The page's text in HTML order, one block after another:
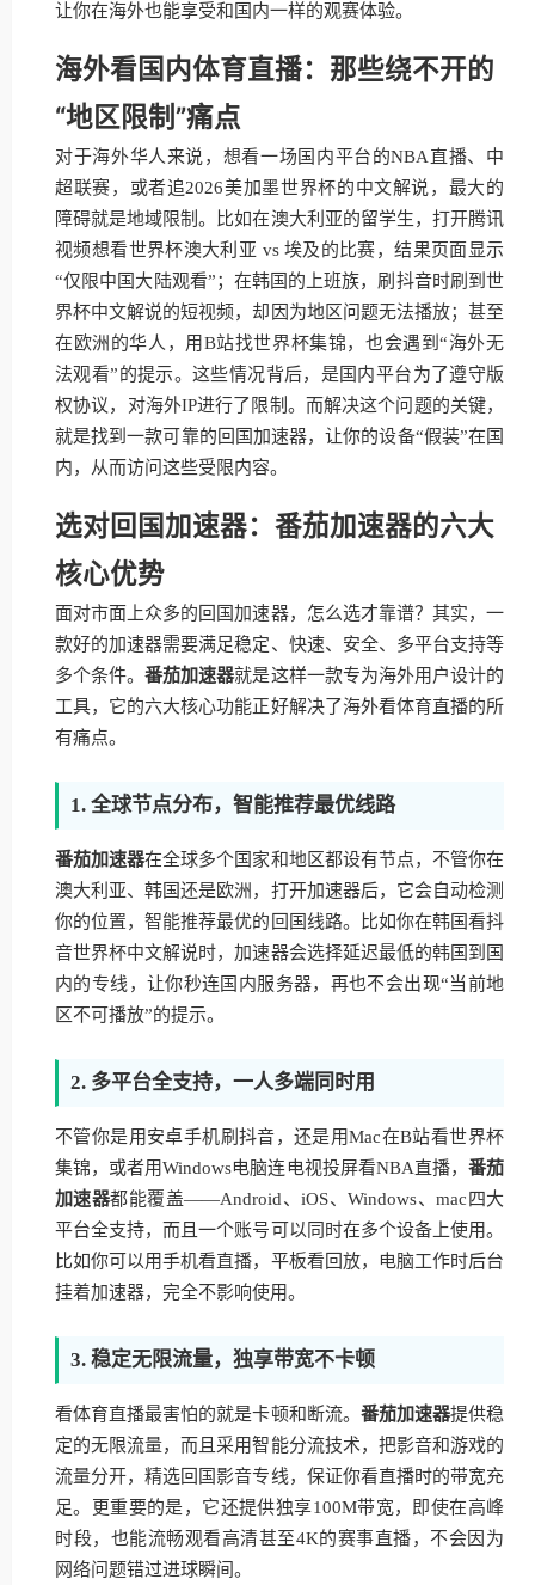
让你在海外也能享受和国内一样的观赛体验。
海外看国内体育直播：那些绕不开的
“地区限制”痛点
对于海外华人来说，想看一场国内平台的NBA直播、中
超联赛，或者追2026美加墨世界杯的中文解说，最大的
障碍就是地域限制。比如在澳大利亚的留学生，打开腾讯
视频想看世界杯澳大利亚 vs 埃及的比赛，结果页面显示
“仅限中国大陆观看”；在韩国的上班族，刷抖音时刷到世
界杯中文解说的短视频，却因为地区问题无法播放；甚至
在欧洲的华人，用B站找世界杯集锦，也会遇到“海外无
法观看”的提示。这些情况背后，是国内平台为了遵守版
权协议，对海外IP进行了限制。而解决这个问题的关键，
就是找到一款可靠的回国加速器，让你的设备“假装”在国
内，从而访问这些受限内容。
选对回国加速器：番茄加速器的六大
核心优势
面对市面上众多的回国加速器，怎么选才靠谱？其实，一
款好的加速器需要满足稳定、快速、安全、多平台支持等
多个条件。番茄加速器就是这样一款专为海外用户设计的
工具，它的六大核心功能正好解决了海外看体育直播的所
有痛点。
1. 全球节点分布，智能推荐最优线路
番茄加速器在全球多个国家和地区都设有节点，不管你在
澳大利亚、韩国还是欧洲，打开加速器后，它会自动检测
你的位置，智能推荐最优的回国线路。比如你在韩国看抖
音世界杯中文解说时，加速器会选择延迟最低的韩国到国
内的专线，让你秒连国内服务器，再也不会出现“当前地
区不可播放”的提示。
2. 多平台全支持，一人多端同时用
不管你是用安卓手机刷抖音，还是用Mac在B站看世界杯
集锦，或者用Windows电脑连电视投屏看NBA直播， 番茄
加速器都能覆盖——Android、iOS、Windows、mac四大
平台全支持，而且一个账号可以同时在多个设备上使用。
比如你可以用手机看直播，平板看回放，电脑工作时后台
挂着加速器，完全不影响使用。
3. 稳定无限流量，独享带宽不卡顿
看体育直播最害怕的就是卡顿和断流。 番茄加速器提供稳
定的无限流量，而且采用智能分流技术，把影音和游戏的
流量分开，精选回国影音专线，保证你看直播时的带宽充
足。更重要的是，它还提供独享100M带宽，即使在高峰
时段，也能流畅观看高清甚至4K的赛事直播，不会因为
网络问题错过进球瞬间。